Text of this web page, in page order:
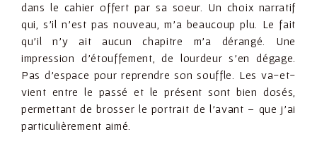
dans le cahier offert par sa soeur. Un choix narratif
qui, s’il n’est pas nouveau, m’a beaucoup plu. Le fait
qu’il n’y ait aucun chapitre m’a dérangé. Une
impression d’étouffement, de lourdeur s’en dégage.
Pas d’espace pour reprendre son souffle. Les va-et-
vient entre le passé et le présent sont bien dosés,
permettant de brosser le portrait de l’avant – que j’ai
particulièrement aimé.